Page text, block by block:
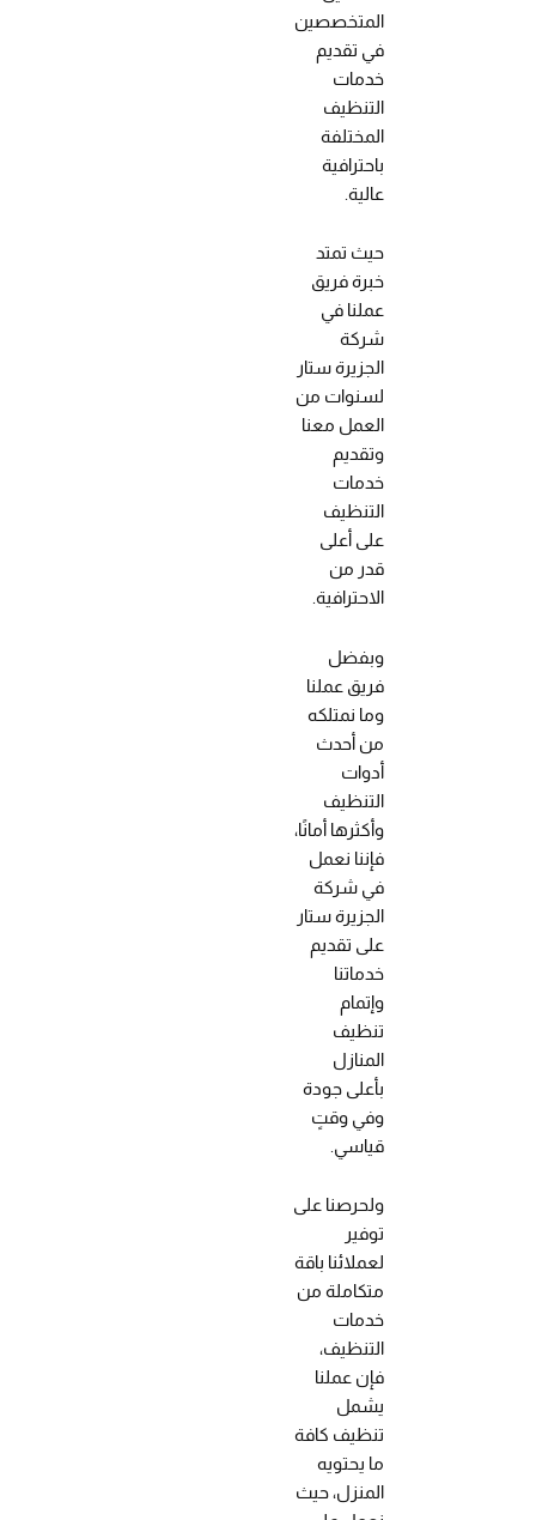
المتخصصين
في تقديم
خدمات
التنظيف
المختلفة
باحترافية
عالية.
حيث تمتد
خبرة فريق
عملنا في
شركة
الجزيرة ستار
لسنوات من
العمل معنا
وتقديم
خدمات
التنظيف
على أعلى
قدر من
الاحترافية.
وبفضل
فريق عملنا
وما نمتلكه
من أحدث
أدوات
التنظيف
وأكثرها أمانًا،
فإننا نعمل
في شركة
الجزيرة ستار
على تقديم
خدماتنا
وإتمام
تنظيف
المنازل
بأعلى جودة
وفي وقتٍ
قياسي.
ولحرصنا على
توفير
لعملائنا باقة
متكاملة من
خدمات
التنظيف،
فإن عملنا
يشمل
تنظيف كافة
ما يحتويه
المنزل، حيث